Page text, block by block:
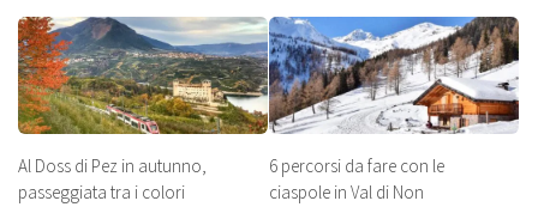
Al Doss di Pez in autunno,
passeggiata tra i colori
6 percorsi da fare con le
ciaspole in Val di Non